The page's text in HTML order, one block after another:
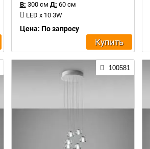
В: 300 см Д: 60 см
LED x 10 3W
Цена: По запросу
Купить
100581